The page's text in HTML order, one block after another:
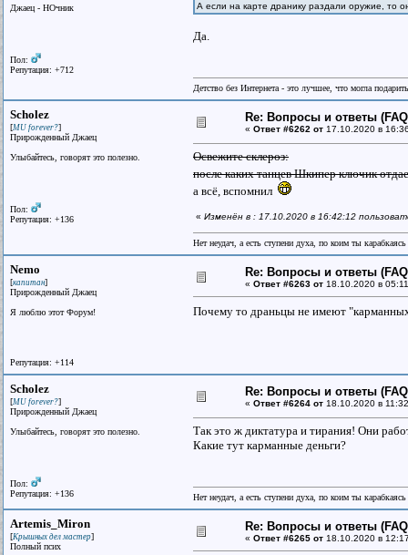
Джаец - НОчник
Пол:
Репутация: +712
А если на карте дранику раздали оружие, то
Да.
Детство без Интернета - это лучшее, что могла
Scholez
[MU forever?]
Прирожденный Джаец
Улыбайтесь, говорят это полезно.
Пол:
Репутация: +136
Re: Вопросы и ответы
« Ответ #6262 от 17.10.2020 в
Освежите склероз:
после каких танцев Шкипер ключик
а всё, вспомнил
« Изменён в : 17.10.2020 в 16:42:12
Нет неудач, а есть ступени духа, по коим ты
Nemo
[капитан]
Прирожденный Джаец
Я люблю этот Форум!
Репутация: +114
Re: Вопросы и ответы
« Ответ #6263 от 18.10.2020 в
Почему то драньцы не имеют
Scholez
[MU forever?]
Прирожденный Джаец
Улыбайтесь, говорят это полезно.
Пол:
Репутация: +136
Re: Вопросы и ответы
« Ответ #6264 от 18.10.2020 в
Так это ж диктатура и тирания! Они
Какие тут карманные деньги?
Нет неудач, а есть ступени духа, по коим ты
Artemis_Miron
[Крышных дел мастер]
Полный псих
Re: Вопросы и ответы
« Ответ #6265 от 18.10.2020 в